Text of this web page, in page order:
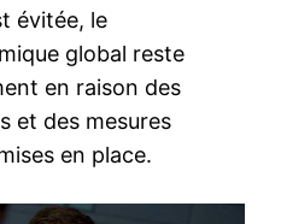
évitée, le
global reste
en raison des
et des mesures
en place.